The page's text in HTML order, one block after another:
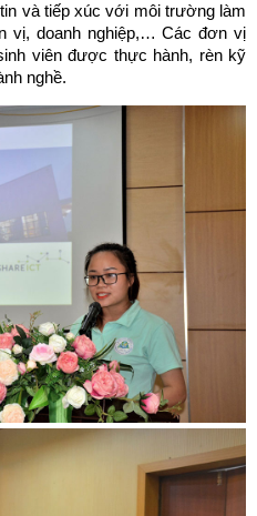
và tiếp xúc với môi trường làm
vị, doanh nghiệp,… Các đơn vị
viên được thực hành, rèn kỹ
nghề.